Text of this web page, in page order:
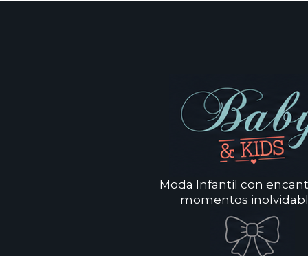
Moda Infantil con
momentos